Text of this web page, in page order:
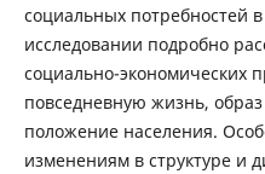
социальных потребностей
исследовании подробно
социально-экономических
повседневную жизнь,
положение населения.
изменениям в структуре и